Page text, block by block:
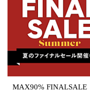
SALE商品
再入荷
在庫あり
カラー
MAX90% FINALSALE